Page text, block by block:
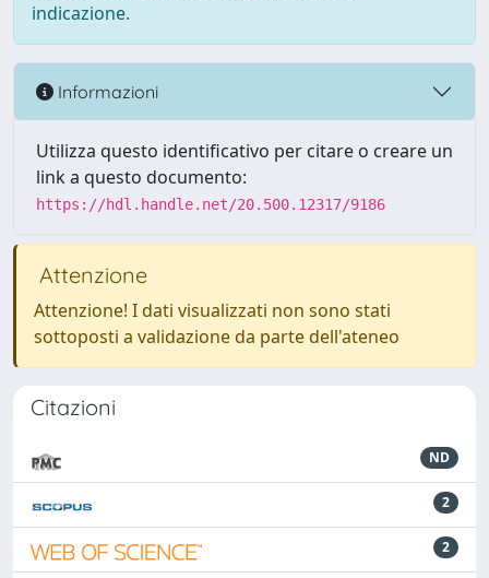
indicazione.
Informazioni
Utilizza questo identificativo per citare o creare un
link a questo documento:
https://hdl.handle.net/20.500.12317/9186
Attenzione
Attenzione! I dati visualizzati non sono stati
sottoposti a validazione da parte dell'ateneo
Citazioni
ND
2
2